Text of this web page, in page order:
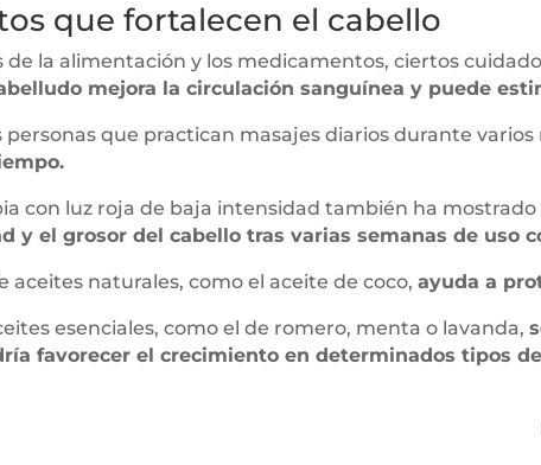
que fortalecen el cabello
de la alimentación y los medicamentos, ciertos
mejora la circulación sanguínea y puede
personas que practican masajes diarios durante
con luz roja de baja intensidad también ha
y el grosor del cabello tras varias semanas de uso
aceites naturales, como el aceite de coco,ayuda a
esenciales, como el de romero, menta o lavanda,
favorecer el crecimiento en determinados tipos